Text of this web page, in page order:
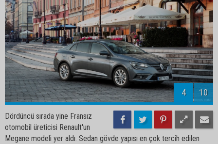
4 10
Dördüncü sırada yine Fransız
otomobil üreticisi Renault'un
Megane modeli yer aldı. Sedan gövde yapısı en çok tercih edilen